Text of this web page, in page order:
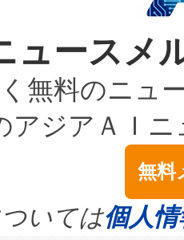
性もあります
4億ドルかか
（CEO）であ
connected
ば、6,000万
率性は、フェ
可能な電力容
献します。こ
約（SLA）違
化によるダウ
タセンターが
a
for AI
ットにより、
かなディテー
囲を検出
ザーを搭載。
実現すること
ードでは、
ュース
無料のニュ
アジアＡＩ
無料
いては個人